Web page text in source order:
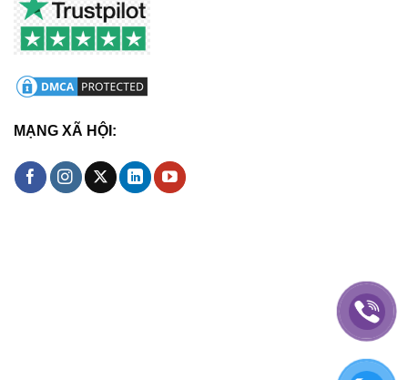
MẠNG XÃ HỘI: